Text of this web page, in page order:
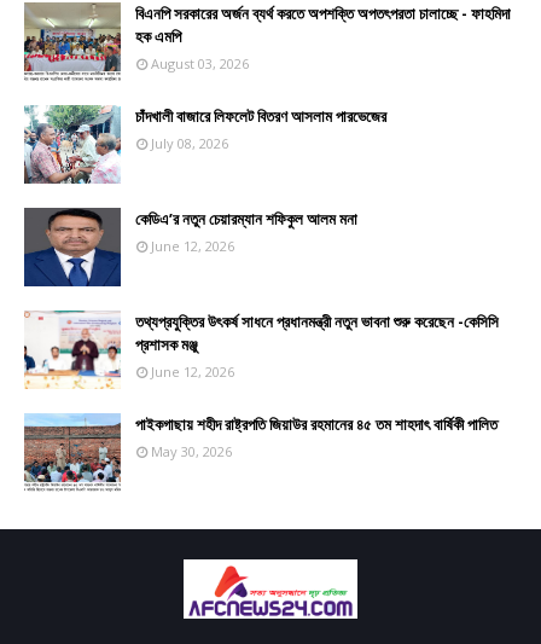
বিএনপি সরকারের অর্জন ব্যর্থ করতে অপশক্তি অপতৎপরতা চালাচ্ছে - ফাহমিদা
হক এমপি
August 03, 2026
চাঁদখালী বাজারে লিফলেট বিতরণ আসলাম পারভেজের
July 08, 2026
কেডিএ’র নতুন চেয়ারম্যান শফিকুল আলম মনা
June 12, 2026
তথ্যপ্রযুক্তির উৎকর্ষ সাধনে প্রধানমন্ত্রী নতুন ভাবনা শুরু করেছেন -কেসিসি
প্রশাসক মঞ্জু
June 12, 2026
পাইকগাছায় শহীদ রাষ্ট্রপতি জিয়াউর রহমানের ৪৫ তম শাহদাৎ বার্ষিকী পালিত
May 30, 2026